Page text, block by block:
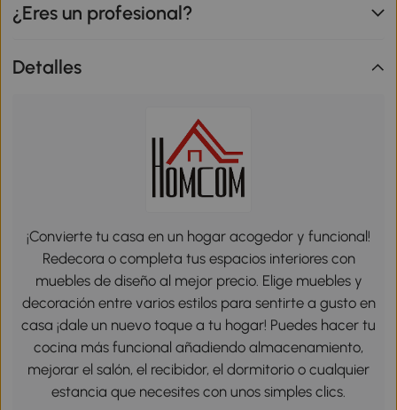
¿Eres un profesional?
Detalles
¡Convierte tu casa en un hogar acogedor y funcional!
Redecora o completa tus espacios interiores con
muebles de diseño al mejor precio. Elige muebles y
decoración entre varios estilos para sentirte a gusto en
casa ¡dale un nuevo toque a tu hogar! Puedes hacer tu
cocina más funcional añadiendo almacenamiento,
mejorar el salón, el recibidor, el dormitorio o cualquier
estancia que necesites con unos simples clics.